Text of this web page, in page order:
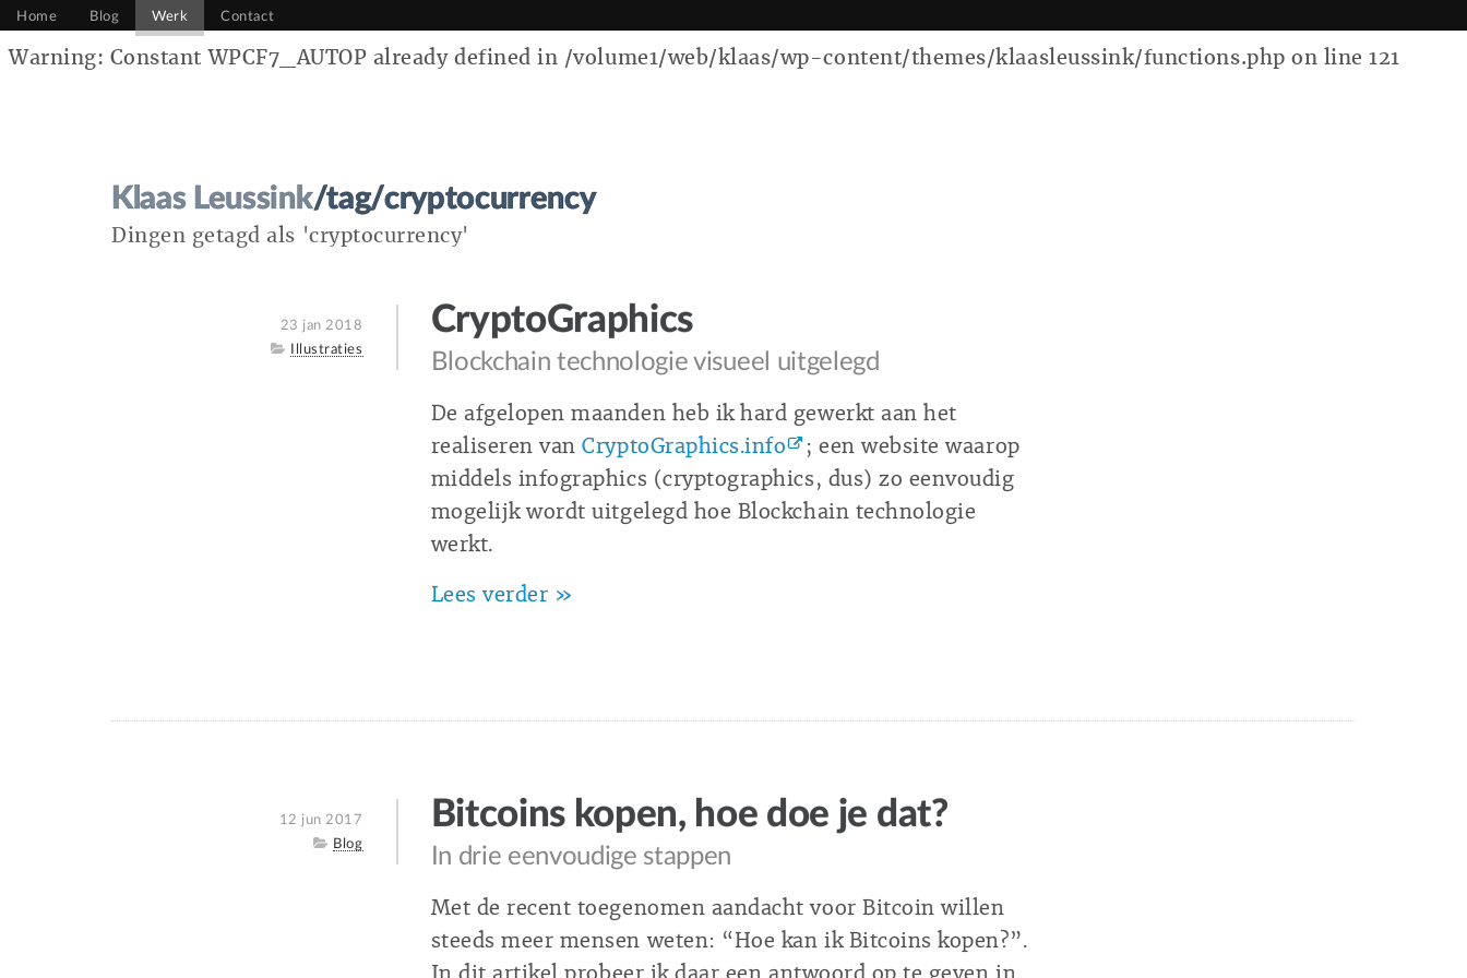
Warning: Constant WPCF7_AUTOP already defined in /volume1/web/klaas/wp-content/themes/klaasleussink/functions.php on line 121
Home Blog Werk Contact
Klaas Leussink/tag/cryptocurrency
Dingen getagd als 'cryptocurrency'
Posted
on
23 jan 2018
CategoryIllustraties
CryptoGraphics
Blockchain technologie visueel uitgelegd
De afgelopen maanden heb ik hard gewerkt aan het
realiseren vanCryptoGraphics.info
; een website waarop
middels infographics (cryptographics, dus) zo eenvoudig
mogelijk wordt uitgelegd hoe Blockchain technologie
werkt.
Lees verder »
Posted
12 jun 2017
Category
Blog
Bitcoins kopen, hoe doe je dat?
In drie eenvoudige stappen
Met de recent toegenomen aandacht voor Bitcoin willen
steeds meer mensen weten: “Hoe kan ik Bitcoins kopen?”.